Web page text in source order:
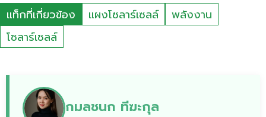
แท็กที่เกี่ยวข้อง แผงโซลาร์เซลล์
พลังงาน
โซลาร์เซลล์
กมลชนก ทีฆะกุล